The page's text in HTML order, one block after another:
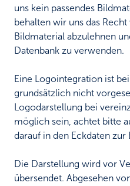
uns kein passendes
behalten wir uns das
Bildmaterial abzulehnen
Datenbank zu verwenden.
Eine Logointegration ist
grundsätzlich nicht
Logodarstellung bei
möglich sein, achtet bitte
darauf in den Eckdaten zur
Die Darstellung wird vor
übersendet. Abgesehen